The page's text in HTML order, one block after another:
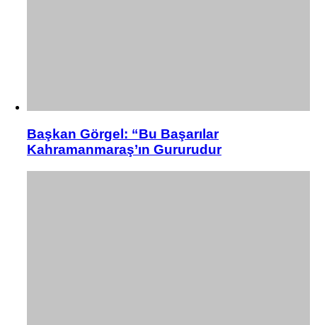
Başkan Görgel: “Bu Başarılar
Kahramanmaraş’ın Gururudur